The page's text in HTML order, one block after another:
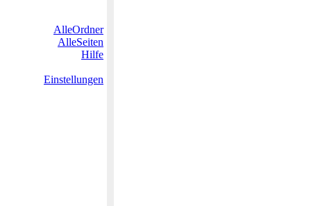
AlleOrdner
AlleSeiten
Hilfe
Einstellungen